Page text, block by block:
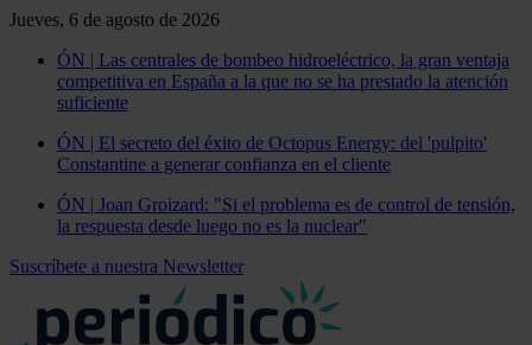
Jueves, 6 de agosto de 2026
ÓN | Las centrales de bombeo hidroeléctrico, la gran ventaja
competitiva en España a la que no se ha prestado la atención
suficiente
ÓN | El secreto del éxito de Octopus Energy: del 'pulpito'
Constantine a generar confianza en el cliente
ÓN | Joan Groizard: "Si el problema es de control de tensión,
la respuesta desde luego no es la nuclear"
Suscríbete a nuestra Newsletter